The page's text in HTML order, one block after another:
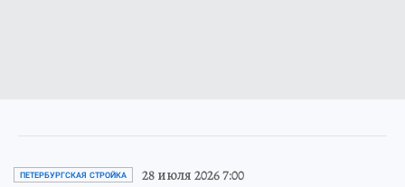
ПЕТЕРБУРГСКАЯ СТРОЙКА 28 июля 2026 7:00